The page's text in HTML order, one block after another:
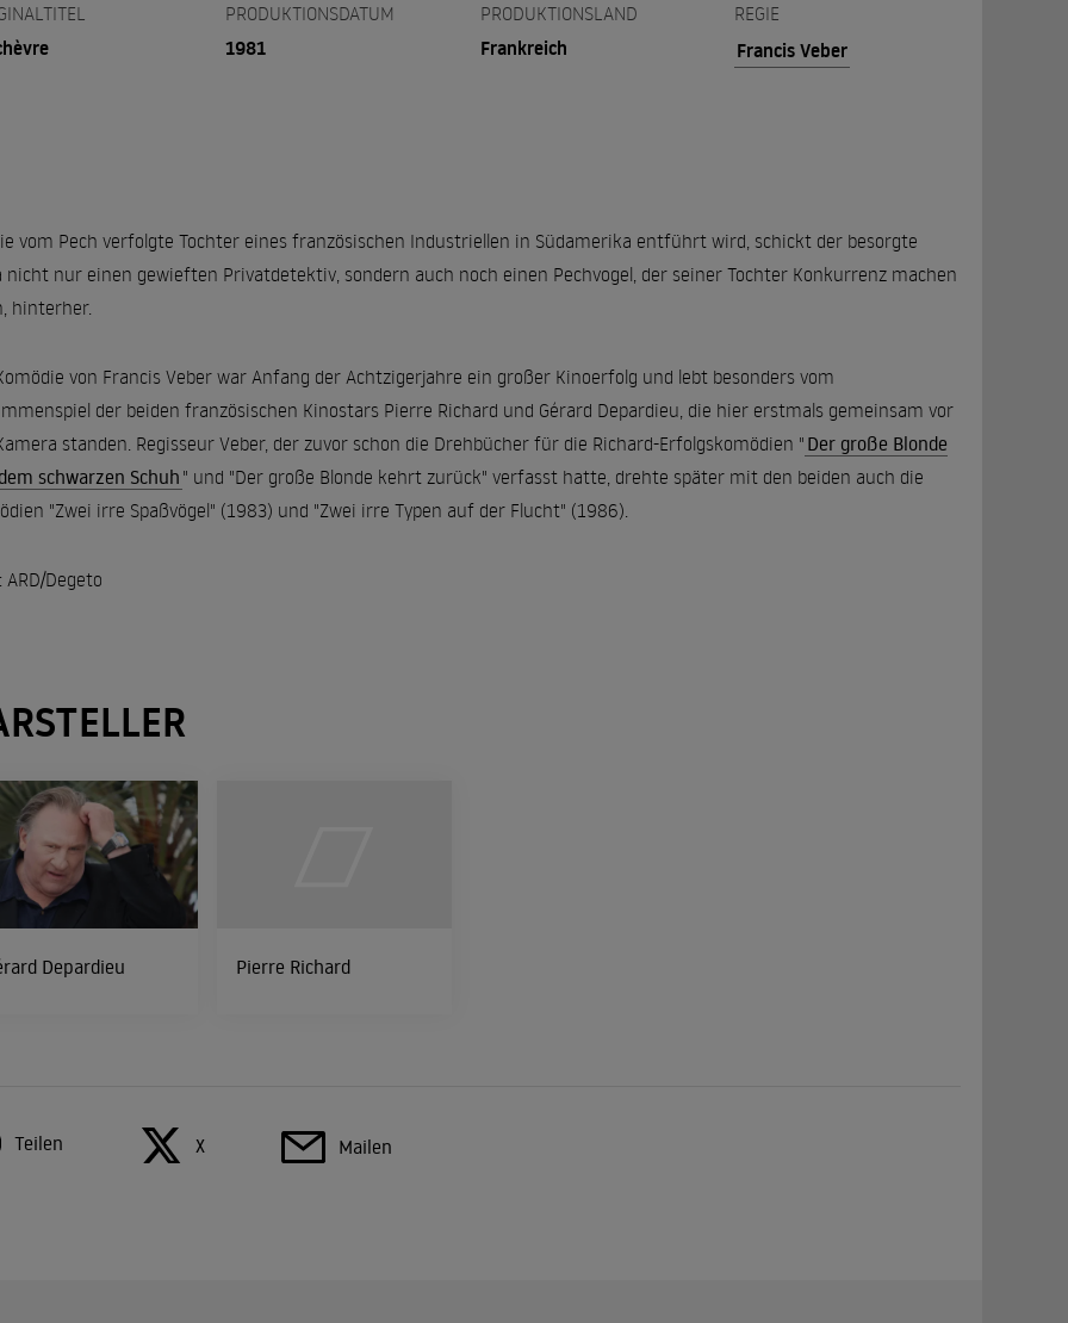
PRODUKTIONSDATUM
1981
PRODUKTIONSLAND
Frankreich
REGIE
Francis Veber
vom Pech verfolgte Tochter eines französischen Industriellen in Südamerika entführt wird, schickt der besorgte
nicht nur einen gewieften Privatdetektiv, sondern auch noch einen Pechvogel, der seiner Tochter Konkurrenz machen
hinterher.
von Francis Veber war Anfang der Achtzigerjahre ein großer Kinoerfolg und lebt besonders vom
der beiden französischen Kinostars Pierre Richard und Gérard Depardieu, die hier erstmals gemeinsam vor
standen. Regisseur Veber, der zuvor schon die Drehbücher für die Richard-Erfolgskomödien " Der große Blonde
schwarzen Schuh " und "Der große Blonde kehrt zurück" verfasst hatte, drehte später mit den beiden auch die
"Zwei irre Spaßvögel" (1983) und "Zwei irre Typen auf der Flucht" (1986).
ARD/Degeto
Depardieu Pierre Richard
Teilen X Mailen